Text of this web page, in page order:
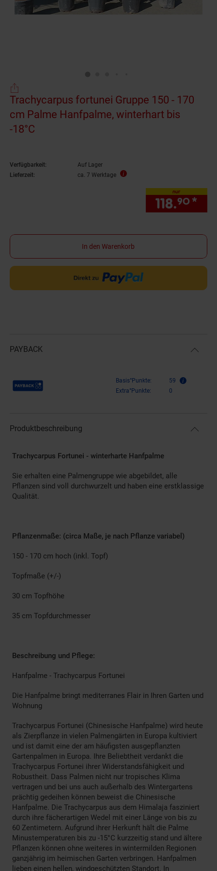
Trachycarpus fortunei Gruppe 150 - 170
cm Palme Hanfpalme, winterhart bis
-18°C
Verfügbarkeit:
Auf Lager
Lieferzeit:
ca. 7 Werktage
nur
118.90 *
In den Warenkorb
PAYBACK
Payback Punkte Basis°Punkte:
59
Extra°Punkte:
0
Produktbeschreibung
Trachycarpus Fortunei - winterharte Hanfpalme
Sie erhalten eine Palmengruppe wie abgebildet, alle
Pflanzen sind voll durchwurzelt und haben eine erstklassige
Qualität.
Pflanzenmaße: (circa Maße, je nach Pflanze variabel)
150 - 170 cm hoch (inkl. Topf)
Topfmaße (+/-)
30 cm Topfhöhe
35 cm Topfdurchmesser
Beschreibung und Pflege:
Hanfpalme - Trachycarpus Fortunei
Die Hanfpalme bringt mediterranes Flair in Ihren Garten und
Wohnung
Trachycarpus Fortunei (Chinesische Hanfpalme) wird heute
als Zierpflanze in vielen Palmengärten in Europa kultiviert
und ist damit eine der am häufigsten ausgepflanzten
Gartenpalmen in Europa. Ihre Beliebtheit verdankt die
Trachycarpus Fortunei ihrer Widerstandsfähigkeit und
Robustheit. Dass Palmen nicht nur tropisches Klima
vertragen und bei uns auch außerhalb des Wintergartens
prächtig gedeihen können beweist die Chinesische
Hanfpalme. Die Trachycarpus aus dem Himalaja fasziniert
durch ihre fächerartigen Wedel mit einer Länge von bis zu
60 Zentimetern. Aufgrund ihrer Herkunft hält die Palme
Minustemperaturen bis zu -15°C kurzzeitig stand und ältere
Pflanzen können ohne weiteres in wintermilden Regionen
ganzjährig im heimischen Garten verbringen. Hanfpalmen
lieben einen hellen, windgeschützten Standort. In